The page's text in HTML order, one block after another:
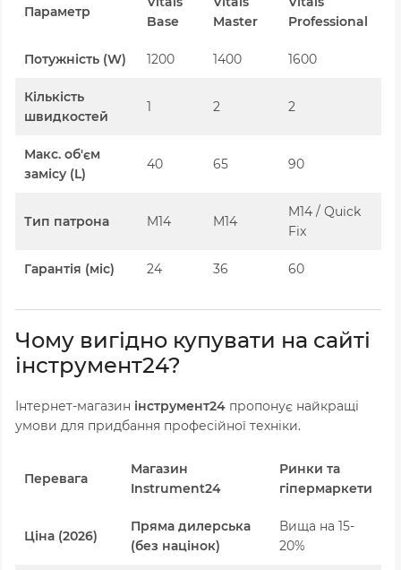
Параметр
Base
Master
Professional
Потужність (W) 1200 1400 1600
Кількість
швидкостей
1 2 2
Макс. об'єм
замісу (L)
40 65 90
Тип патрона M14 M14
M14 / Quick
Fix
Гарантія (міс) 24 36 60
Чому вигідно купувати на сайті
інструмент24?
Інтернет-магазин інструмент24 пропонує найкращі
умови для придбання професійної техніки.
Перевага
Магазин
Instrument24
Ринки та
гіпермаркети
Ціна (2026)
Пряма дилерська
(без націнок)
Вища на 15-
20%